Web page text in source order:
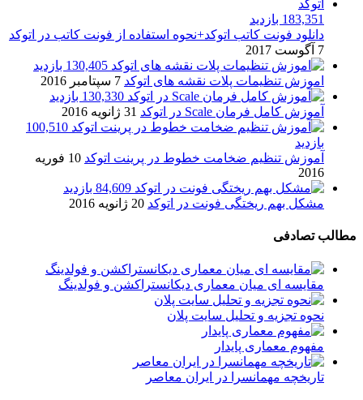
183,351 بازدید
دانلود فونت کاتب اتوکد+نحوه استفاده از فونت کاتب در اتوکد
7 آگوست 2017
130,405 بازدید
اموزش تنظیمات پلات نقشه های اتوکد 7 سپتامبر 2016
130,330 بازدید
آموزش کامل فرمان Scale در اتوکد
31 ژانویه 2016
100,510
بازدید
آموزش تنظیم ضخامت خطوط در پرینت اتوکد
10 فوریه
2016
84,609 بازدید
مشکل بهم ریختگی فونت در اتوکد 20 ژانویه 2016
مطالب تصادفی
مقایسه ای میان معماری دیکانستراکشن و فولدینگ
نحوه تجزیه و تحلیل سایت پلان
مفهوم معماری پایدار
تاریخچه مهمانسرا در ایران معاصر